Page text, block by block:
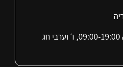
שעות פתיחה: א-ה 09:00-19:00, ו׳ וערבי חג